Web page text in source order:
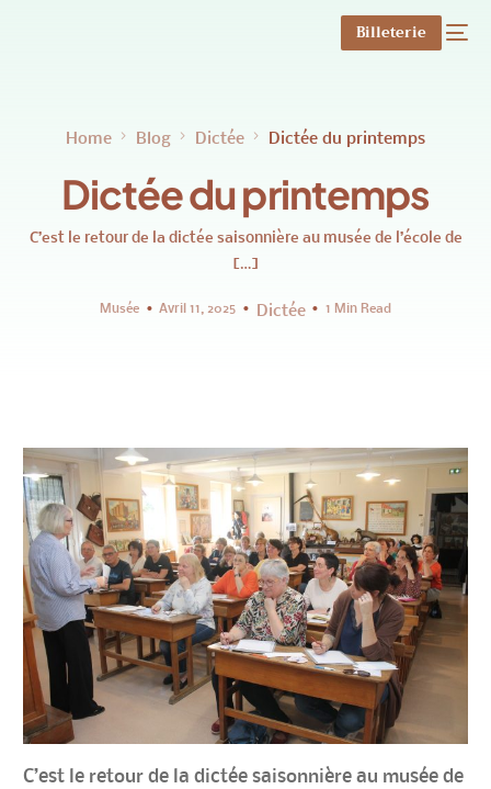
Billeterie
Home Blog Dictée Dictée du printemps
Dictée du printemps
C’est le retour de la dictée saisonnière au musée de l’école de
[…]
Musée Avril 11, 2025 Dictée 1 Min Read
C’est le retour de la dictée saisonnière au musée de